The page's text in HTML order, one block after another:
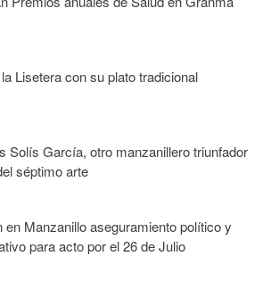
Lisetera con su plato tradicional
Solís García, otro manzanillero triunfador
séptimo arte
en Manzanillo aseguramiento político y
para acto por el 26 de Julio